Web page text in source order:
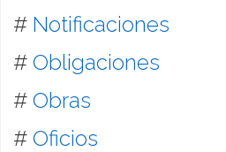
# Notificaciones
# Obligaciones
# Obras
# Oficios